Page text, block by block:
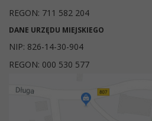
REGON: 711 582 204
DANE URZĘDU MIEJSKIEGO
NIP: 826-14-30-904
REGON: 000 530 577